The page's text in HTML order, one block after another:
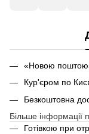
«Новою
Кур'єром по
Безкоштовна
Більше інформації
Готівкою при